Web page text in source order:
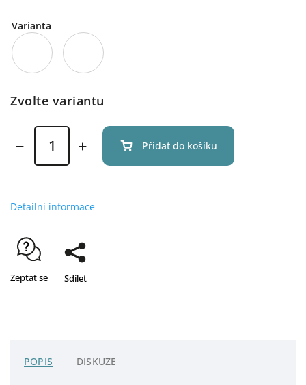
Varianta
Zvolte variantu
Přidat do košíku
Detailní informace
Zeptat se Sdílet
POPIS DISKUZE